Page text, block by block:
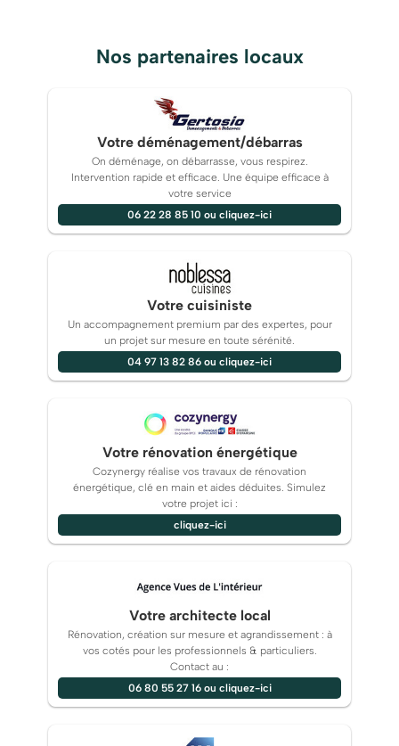
Nos partenaires locaux
Votre déménagement/débarras
On déménage, on débarrasse, vous respirez.
Intervention rapide et efficace. Une équipe efficace à
votre service
06 22 28 85 10 ou cliquez-ici
Votre cuisiniste
Un accompagnement premium par des expertes, pour
un projet sur mesure en toute sérénité.
04 97 13 82 86 ou cliquez-ici
Votre rénovation énergétique
Cozynergy réalise vos travaux de rénovation
énergétique, clé en main et aides déduites. Simulez
votre projet ici :
cliquez-ici
Votre architecte local
Rénovation, création sur mesure et agrandissement : à
vos cotés pour les professionnels & particuliers.
Contact au :
06 80 55 27 16 ou cliquez-ici